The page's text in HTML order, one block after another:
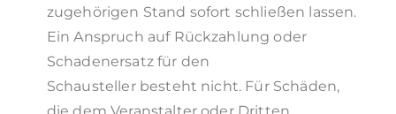
zugehörigen Stand sofort schließen lassen.
Ein Anspruch auf Rückzahlung oder
Schadenersatz für den
Schausteller besteht nicht. Für Schäden,